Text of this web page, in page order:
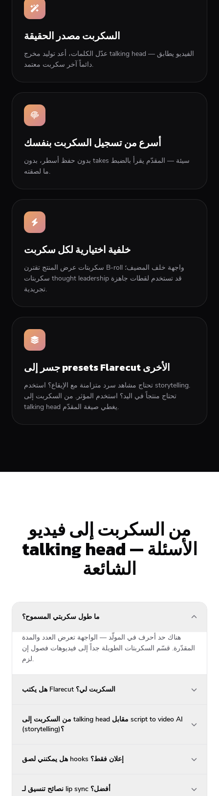
السكربت مصدر الحقيقة
عدّل الكلمات، أعد توليد مخرج talking head — الفيديو يطابق
دائماً آخر سكربت معتمد.
أسرع من تسجيل السكربت بنفسك
بدون حفظ أسطر، بدون takes سيئة — المقدّم يقرأ بالضبط
ما لصقته.
خلفية اختيارية لكل سكربت
سكربتات عرض المنتج تقترن B-roll واجهة خلف المضيف؛
سكربتات thought leadership قد تستخدم لقطات جاهزة
تجريدية.
جسر إلى presets Flarecut الأخرى
تحتاج مشاهد سرد متزامنة مع الإيقاع؟ استخدم storytelling.
تحتاج منتجاً في اليد؟ استخدم المؤثر. من السكربت إلى
talking head يغطي صيغة المقدّم.
من السكربت إلى فيديو
talking head — الأسئلة
الشائعة
ما طول سكربتي المسموح؟
هناك حد أحرف في المولّد — الواجهة تعرض العدد والمدة
المقدّرة. قسّم السكربتات الطويلة جداً إلى فيديوهات فصول إن
لزم.
هل يكتب Flarecut السكربت لي؟
من السكربت إلى talking head مقابل script to video AI
(storytelling)؟
هل يمكنني لصق hooks إعلان فقط؟
نصائح تنسيق لـ lip sync أفضل؟